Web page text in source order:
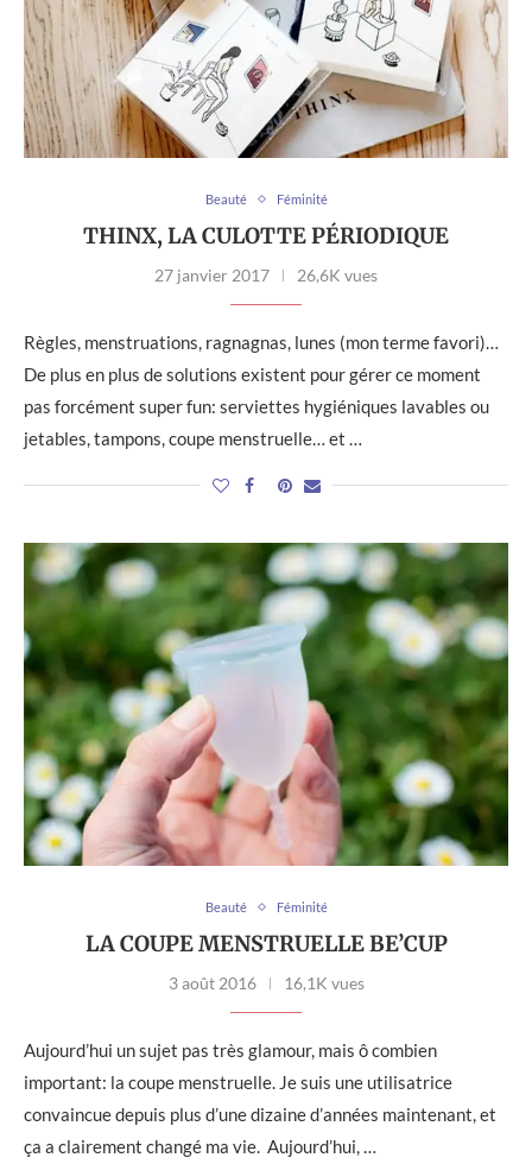
Beauté Féminité
THINX, LA CULOTTE PÉRIODIQUE
27 janvier 2017 26,6K vues
Règles, menstruations, ragnagnas, lunes (mon terme favori)…
De plus en plus de solutions existent pour gérer ce moment
pas forcément super fun: serviettes hygiéniques lavables ou
jetables, tampons, coupe menstruelle… et …
Beauté Féminité
LA COUPE MENSTRUELLE BE’CUP
3 août 2016 16,1K vues
Aujourd’hui un sujet pas très glamour, mais ô combien
important: la coupe menstruelle. Je suis une utilisatrice
convaincue depuis plus d’une dizaine d’années maintenant, et
ça a clairement changé ma vie. Aujourd’hui, …